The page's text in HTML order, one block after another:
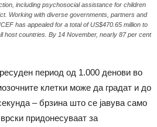
including psychosocial assistance for children
Working with diverse governments, partners and
has appealed for a total of US$470.65 million to
host countries. By 14 November, nearly 87 per cent
период од 1.000 денови во
клетки може да градат и до
– брзина што се јавува само
придонесуваат за